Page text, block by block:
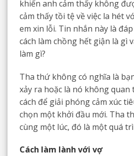
khiến anh cảm thấy không
cảm thấy tồi tệ về việc la hét
em xin lỗi. Tin nhắn này là
cách làm chồng hết giận là gì
làm gì?
Tha thứ không có nghĩa là
xảy ra hoặc là nó không
cách để giải phóng cảm xúc
chọn một khởi đầu mới. Tha
cùng một lúc, đó là một quá
Cách làm lành với vợ